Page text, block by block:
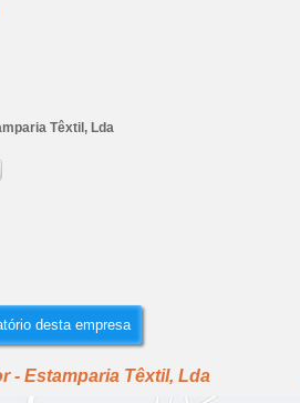
Têxtil, Lda
desta empresa
- Estamparia Têxtil, Lda